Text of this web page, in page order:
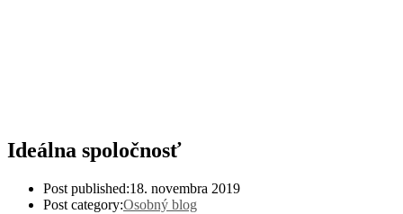
Ideálna spoločnosť
Post published:18. novembra 2019
Post category:Osobný blog